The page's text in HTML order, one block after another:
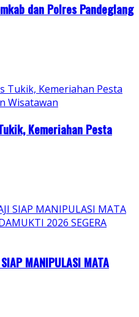
dan Polres Pandeglang
Kemeriahan Pesta
MANIPULASI MATA